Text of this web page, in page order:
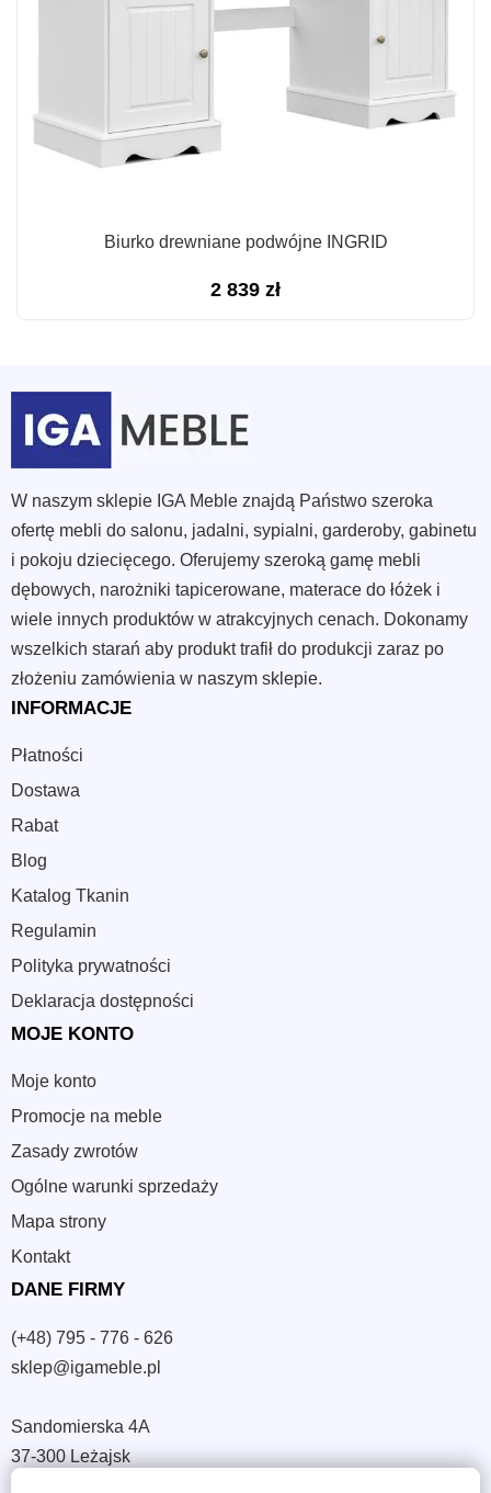
Biurko drewniane podwójne INGRID
2 839 zł
W naszym sklepie IGA Meble znajdą Państwo szeroka
ofertę mebli do salonu, jadalni, sypialni, garderoby, gabinetu
i pokoju dziecięcego. Oferujemy szeroką gamę mebli
dębowych, narożniki tapicerowane, materace do łóżek i
wiele innych produktów w atrakcyjnych cenach. Dokonamy
wszelkich starań aby produkt trafił do produkcji zaraz po
złożeniu zamówienia w naszym sklepie.
INFORMACJE
Płatności
Dostawa
Rabat
Blog
Katalog Tkanin
Regulamin
Polityka prywatności
Deklaracja dostępności
MOJE KONTO
Moje konto
Promocje na meble
Zasady zwrotów
Ogólne warunki sprzedaży
Mapa strony
Kontakt
DANE FIRMY
(+48) 795 - 776 - 626
sklep@igameble.pl
Sandomierska 4A
37-300 Leżajsk